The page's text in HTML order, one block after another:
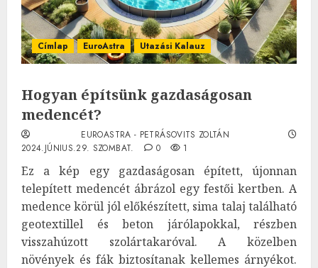
Címlap EuroAstra Utazási Kalauz
Hogyan építsünk gazdaságosan
medencét?
EUROASTRA - PETRÁSOVITS ZOLTÁN
2024.JÚNIUS.29. SZOMBAT.
0 1
Ez a kép egy gazdaságosan épített, újonnan
telepített medencét ábrázol egy festői kertben. A
medence körül jól előkészített, sima talaj található
geotextillel és beton járólapokkal, részben
visszahúzott szolártakaróval. A közelben
növények és fák biztosítanak kellemes árnyékot.